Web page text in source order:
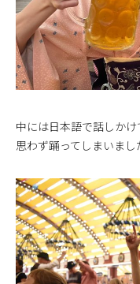
中には日本語で話しか
思わず踊ってしまいまし